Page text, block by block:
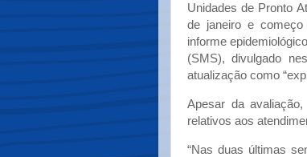
Unidades de Pronto
de janeiro e
informe
(SMS), divulgado
atualização como
Apesar da
relativos aos
“Nas duas últimas